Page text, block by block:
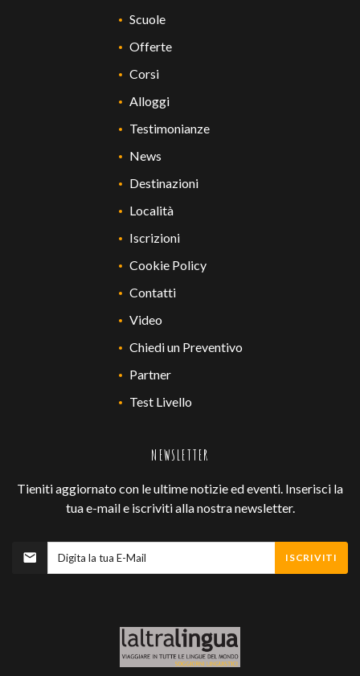
Scuole
Offerte
Corsi
Alloggi
Testimonianze
News
Destinazioni
Località
Iscrizioni
Cookie Policy
Contatti
Video
Chiedi un Preventivo
Partner
Test Livello
NEWSLETTER
Tieniti aggiornato con le ultime notizie ed eventi. Inserisci la
tua e-mail e iscriviti alla nostra newsletter.
ISCRIVITI